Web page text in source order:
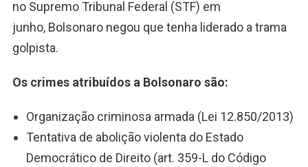
no Supremo Tribunal Federal (STF) em
junho, Bolsonaro negou que tenha liderado a trama
golpista.
Os crimes atribuídos a Bolsonaro são:
Organização criminosa armada (Lei 12.850/2013)
Tentativa de abolição violenta do Estado
Democrático de Direito (art. 359-L do Código